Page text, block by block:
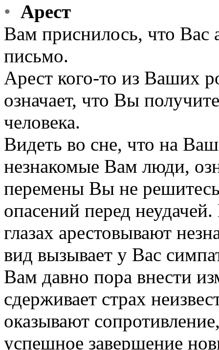
• Арест
Вам приснилось, что Вас
письмо.
Арест кого-то из Ваших
означает, что Вы
человека.
Видеть во сне, что на
незнакомые Вам люди,
перемены Вы не
опасений перед
глазах арестовывают
вид вызывает у Вас
Вам давно пора внести
сдерживает страх
оказывают
успешное завершение